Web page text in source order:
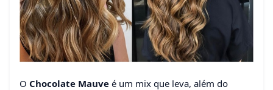
O Chocolate Mauve é um mix que leva, além do